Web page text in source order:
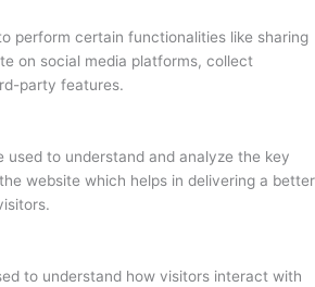
perform certain functionalities like sharing
on social media platforms, collect
party features.
used to understand and analyze the key
website which helps in delivering a better
to understand how visitors interact with